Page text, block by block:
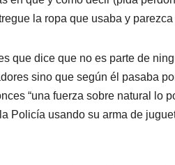
la ropa que usaba y
que dice que no es parte de
sino que según él pasaba
“una fuerza sobre natural lo
Policía usando su arma de